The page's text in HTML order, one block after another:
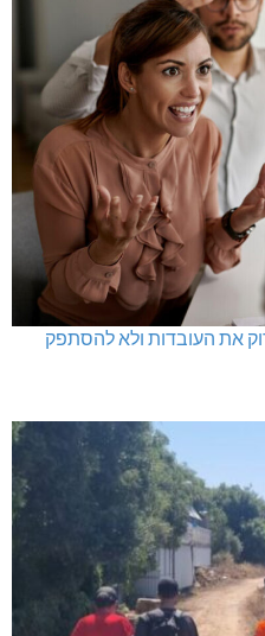
את העובדות ולא להסתפק